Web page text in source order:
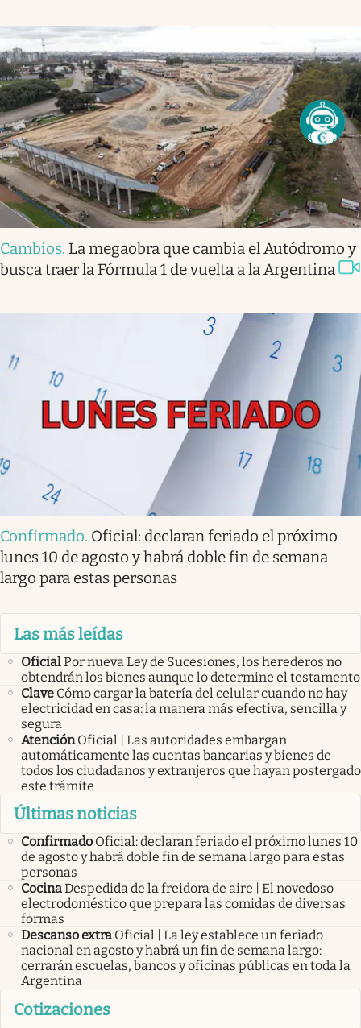
Cambios. La megaobra que cambia el Autódromo y
busca traer la Fórmula 1 de vuelta a la Argentina
Confirmado. Oficial: declaran feriado el próximo
lunes 10 de agosto y habrá doble fin de semana
largo para estas personas
Las más leídas
OficialPor nueva Ley de Sucesiones, los herederos no
obtendrán los bienes aunque lo determine el testamento
Clave Cómo cargar la batería del celular cuando no hay
electricidad en casa: la manera más efectiva, sencilla y
segura
Atención Oficial | Las autoridades embargan
automáticamente las cuentas bancarias y bienes de
todos los ciudadanos y extranjeros que hayan postergado
este trámite
Últimas noticias
Confirmado Oficial: declaran feriado el próximo lunes 10
de agosto y habrá doble fin de semana largo para estas
personas
CocinaDespedida de la freidora de aire | El novedoso
electrodoméstico que prepara las comidas de diversas
formas
Descanso extra Oficial | La ley establece un feriado
nacional en agosto y habrá un fin de semana largo:
cerrarán escuelas, bancos y oficinas públicas en toda la
Argentina
Cotizaciones